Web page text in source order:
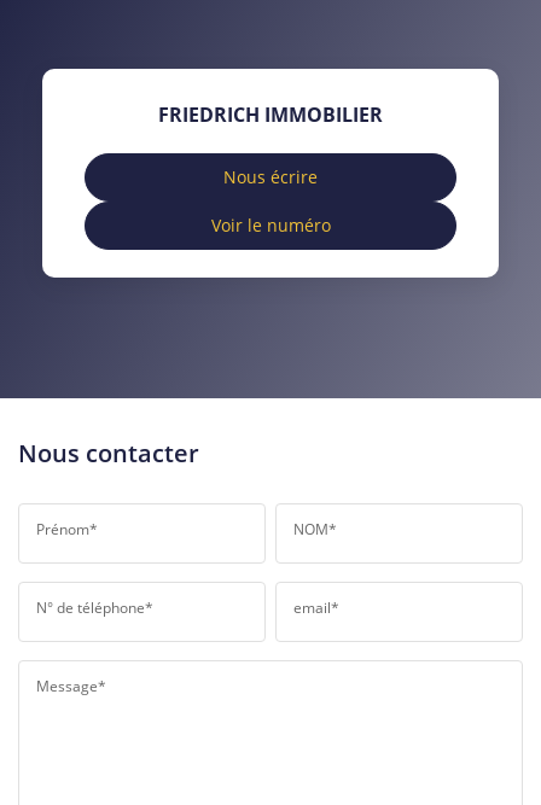
VOITURE
DISTANCE DE L'AÉROPORT : SUPERFICIE :
RÉSULTATS DES LYCÉES ECOLES ET CRÈCHES
FRIEDRICH IMMOBILIER
Nous écrire
Voir le numéro
Nous contacter
Prénom* NOM*
N° de téléphone* email*
Message*